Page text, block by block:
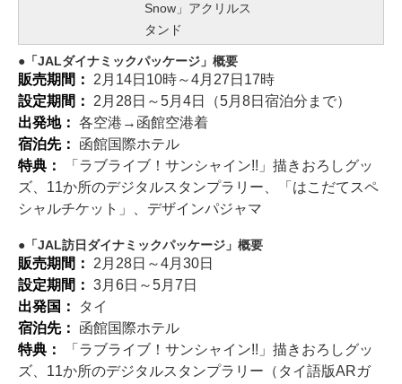
Snow」アクリルス
タンド
「JALダイナミックパッケージ」概要
販売期間： 2月14日10時～4月27日17時
設定期間： 2月28日～5月4日（5月8日宿泊分まで）
出発地： 各空港→函館空港着
宿泊先： 函館国際ホテル
特典：
「ラブライブ！サンシャイン!!」描きおろしグッ
ズ、11か所のデジタルスタンプラリー、「はこだてスペ
シャルチケット」、デザインパジャマ
「JAL訪日ダイナミックパッケージ」概要
販売期間： 2月28日～4月30日
設定期間： 3月6日～5月7日
出発国：
タイ
宿泊先： 函館国際ホテル
特典：
「ラブライブ！サンシャイン!!」描きおろしグッ
ズ、11か所のデジタルスタンプラリー（タイ語版ARガ